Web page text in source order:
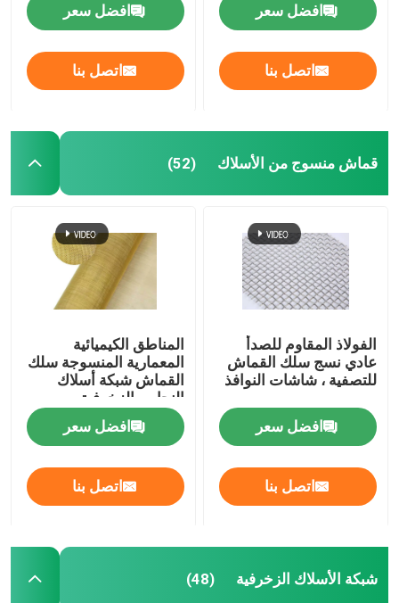
افضل سعر
اتصل بنا
افضل سعر
اتصل بنا
قماش منسوج من الأسلاك (52)
الفولاذ المقاوم للصدأ
عادي نسج سلك القماش
للتصفية ، شاشات النوافذ
افضل سعر
اتصل بنا
المناطق الكيميائية
المعمارية المنسوجة سلك
القماش شبكة أسلاك
النحاس الزخرفية
افضل سعر
اتصل بنا
شبكة الأسلاك الزخرفية (48)